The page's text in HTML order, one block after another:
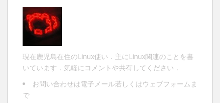
現在鹿児島在住のLinux使い．主にLinux関連のことを書
いています．気軽にコメントや共有してください．
お問い合わせは電子メール若しくは ウェブフォーム ま
で